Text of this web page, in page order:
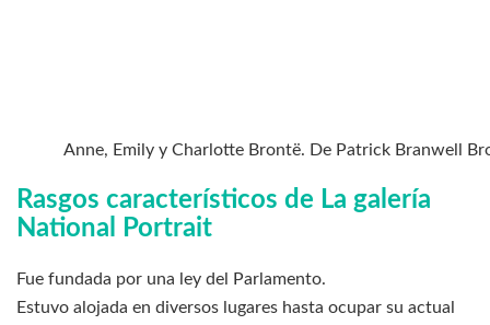
Anne, Emily y Charlotte Brontë. De Patrick Branwell
Rasgos característicos de La galería
National Portrait
Fue fundada por una ley del Parlamento.
Estuvo alojada en diversos lugares hasta ocupar su actual